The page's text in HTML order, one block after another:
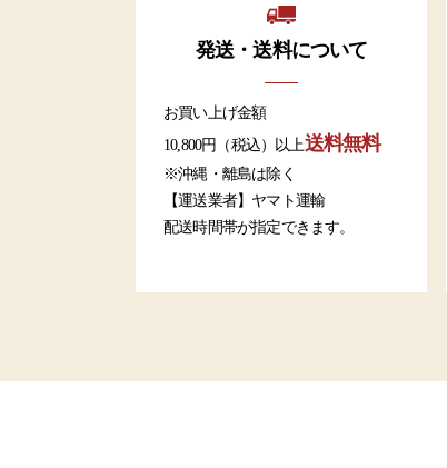
発送・送料について
お買い上げ金額
10,800円（税込）以上送料無料
※沖縄・離島は除く
【運送業者】ヤマト運輸
配送時間帯が指定できます。